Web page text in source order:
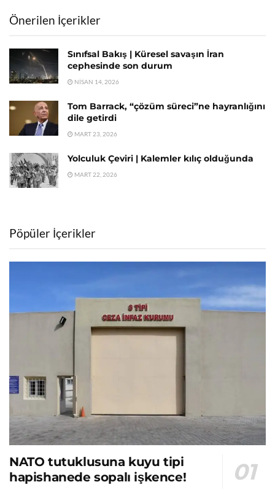
Önerilen İçerikler
Sınıfsal Bakış | Küresel savaşın İran
cephesinde son durum
NISAN 14, 2026
Tom Barrack, “çözüm süreci”ne hayranlığını
dile getirdi
MART 23, 2026
Yolculuk Çeviri | Kalemler kılıç olduğunda
MART 22, 2026
Pöpüler İçerikler
NATO tutuklusuna kuyu tipi
hapishanede sopalı işkence!